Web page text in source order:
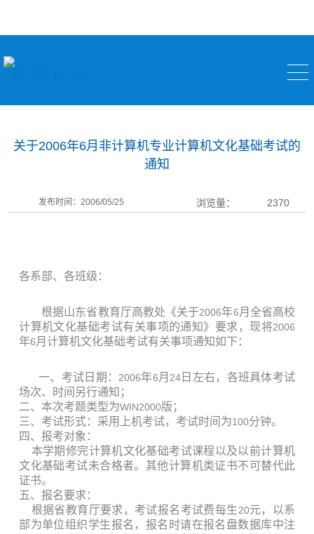
关于2006年6月非计算机专业计算机文化基础考试的
通知
发布时间：2006/05/25 浏览量： 2370
各系部、各班级：
根据山东省教育厅高教处《关于2006年6月全省高校
计算机文化基础考试有关事项的通知》要求，现将2006
年6月计算机文化基础考试有关事项通知如下：
一、考试日期： 2006年6月 24 日 左右，各班具体考试
场次、时间另行通知；
二、本次考题类型为WIN2000版；
三、考试形式：采用上机考试，考试时间为100分钟。
四、报考对象：
本学期修完计算机文化基础考试课程以及以前计算机
文化基础考试未合格者。其他计算机类证书不可替代此
证书。
五、报名要求：
根据省教育厅要求，考试报名考试费每生20元，以系
部为单位组织学生报名，报名时请在报名盘数据库中注